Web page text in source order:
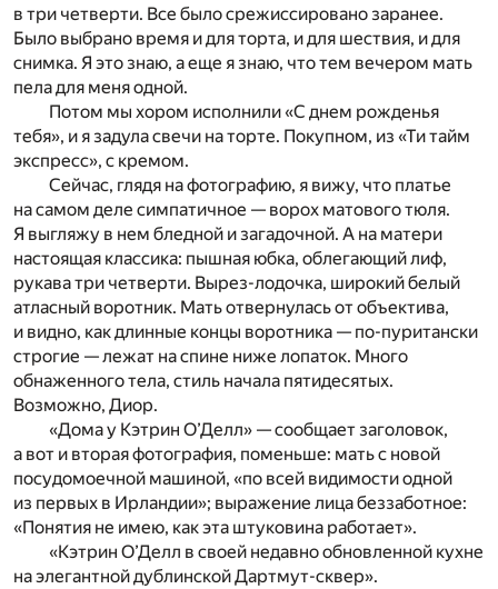
в три четверти. Все было срежиссировано заранее.
Было выбрано время и для торта, и для шествия, и для
снимка. Я это знаю, а еще я знаю, что тем вечером мать
пела для меня одной.
Потом мы хором исполнили «С днем рожденья
тебя», и я задула свечи на торте. Покупном, из «Ти тайм
экспресс», с кремом.
Сейчас, глядя на фотографию, я вижу, что платье
на самом деле симпатичное — ворох матового тюля.
Я выгляжу в нем бледной и загадочной. А на матери
настоящая классика: пышная юбка, облегающий лиф,
рукава три четверти. Вырез-лодочка, широкий белый
атласный воротник. Мать отвернулась от объектива,
и видно, как длинные концы воротника — по-пуритански
строгие — лежат на спине ниже лопаток. Много
обнаженного тела, стиль начала пятидесятых.
Возможно, Диор.
«Дома у Кэтрин О’Делл» — сообщает заголовок,
а вот и вторая фотография, поменьше: мать с новой
посудомоечной машиной, «по всей видимости одной
из первых в Ирландии»; выражение лица беззаботное:
«Понятия не имею, как эта штуковина работает».
«Кэтрин О’Делл в своей недавно обновленной кухне
на элегантной дублинской Дартмут-сквер».